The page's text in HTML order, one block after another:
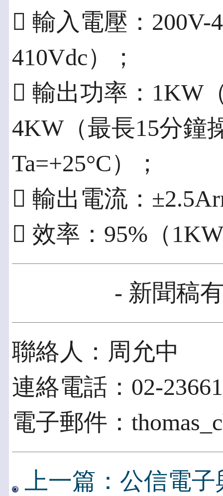
 輸入電壓：200V-
410Vdc）；
 輸出功率：1KW
4KW（最長15分鐘
Ta=+25°C）；
 輸出電流：
 效率：95%（
- 新聞稿
聯絡人：周允中
連絡電話：02-
電子郵件：
上一篇：公信電